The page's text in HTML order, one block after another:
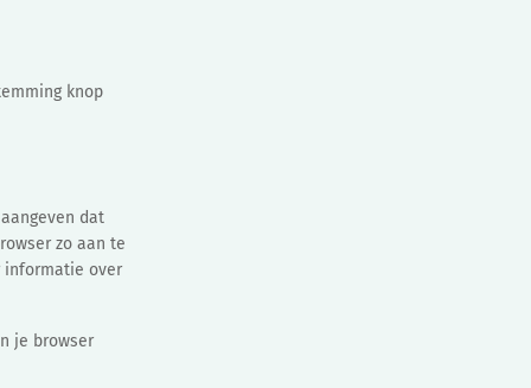
knop
dat
zo aan te
informatie over
je browser